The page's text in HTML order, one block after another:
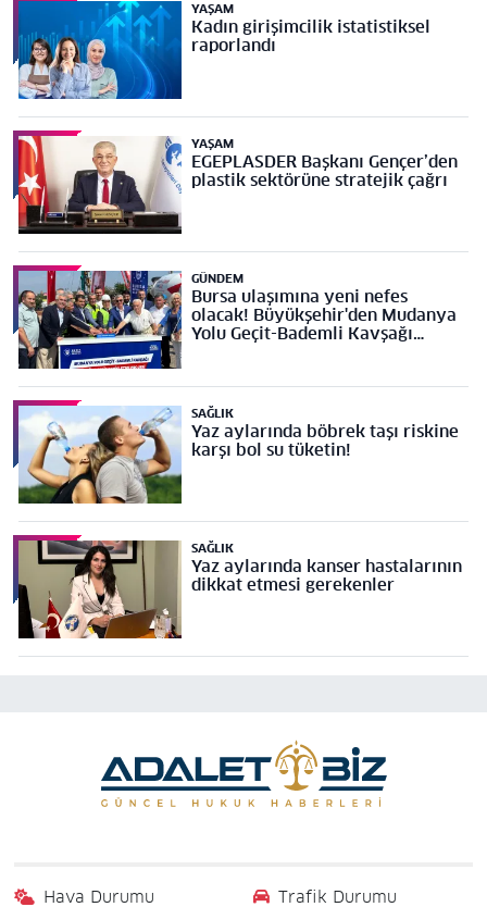
YAŞAM
Kadın girişimcilik istatistiksel
raporlandı
YAŞAM
EGEPLASDER Başkanı Gençer’den
plastik sektörüne stratejik çağrı
GÜNDEM
Bursa ulaşımına yeni nefes
olacak! Büyükşehir'den Mudanya
Yolu Geçit-Bademli Kavşağı
SAĞLIK
Yaz aylarında böbrek taşı riskine
karşı bol su tüketin!
SAĞLIK
Yaz aylarında kanser hastalarının
dikkat etmesi gerekenler
Hava Durumu Trafik Durumu